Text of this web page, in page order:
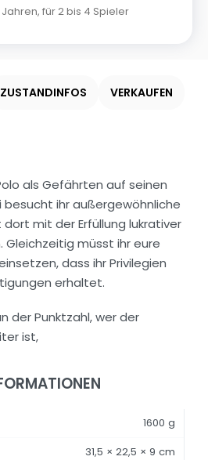
Jahren, für 2 bis 4 Spieler
ZUSTANDINFOS VERKAUFEN
als Gefährten auf seinen
besucht ihr außergewöhnliche
mit der Erfüllung lukrativer
müsst ihr eure
dass ihr Privilegien
erhaltet.
der Punktzahl, wer der
ist,
1600 g
31,5 × 22,5 × 9 cm